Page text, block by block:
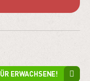
ERWACHSENE!